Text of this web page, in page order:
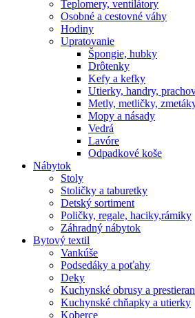
Teplomery, ventilátory
Osobné a cestovné váhy
Hodiny
Upratovanie
Špongie, hubky
Drôtenky
Kefy a kefky
Utierky, handry,
Metly, metličky,
Mopy a násady
Vedrá
Lavóre
Odpadkové koše
Nábytok
Stoly
Stoličky a taburetky
Detský sortiment
Poličky, regale, haciky,rámiky
Záhradný nábytok
Bytový textil
Vankúše
Podsedáky a poťahy
Deky
Kuchynské obrusy a
Kuchynské chňapky a utierky
Koberce